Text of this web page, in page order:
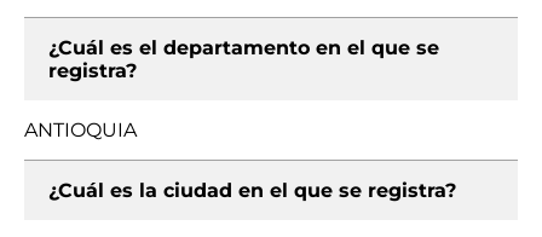
¿Cuál es el departamento en el que se
registra?
ANTIOQUIA
¿Cuál es la ciudad en el que se registra?